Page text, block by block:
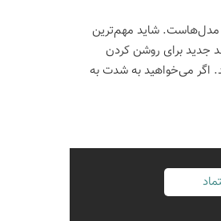
مدل‌هاست. شاید مهم‌ترین
جدید برای روشن کردن
اگر می‌خواهید به شدت به